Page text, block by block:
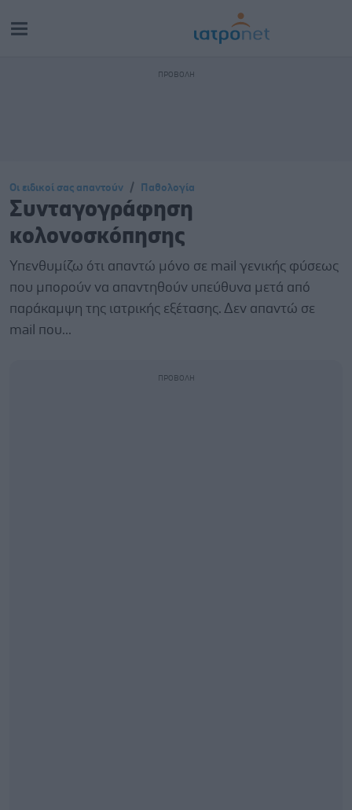
Οι ειδικοί σας απαντούν Παθολογία
Συνταγογράφηση
κολονοσκόπησης
Υπενθυμίζω ότι απαντώ μόνο σε mail γενικής φύσεως
που μπορούν να απαντηθούν υπεύθυνα μετά από
παράκαμψη της ιατρικής εξέτασης. Δεν απαντώ σε
mail που...